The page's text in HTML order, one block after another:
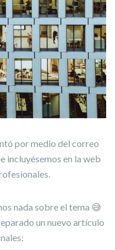
por medio del correo
incluyésemos en la web
nada sobre el tema 😅
un nuevo artículo